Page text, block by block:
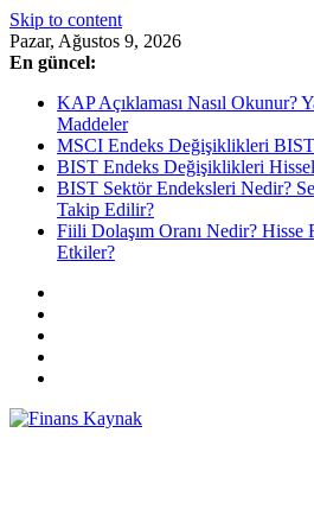
Skip to content
Pazar, Ağustos 9, 2026
En güncel:
KAP Açıklaması Nasıl Okunur?
Maddeler
MSCI Endeks Değişiklikleri
BIST Endeks Değişiklikleri
BIST Sektör Endeksleri Nedir?
Takip Edilir?
Fiili Dolaşım Oranı Nedir? Hisse
Etkiler?